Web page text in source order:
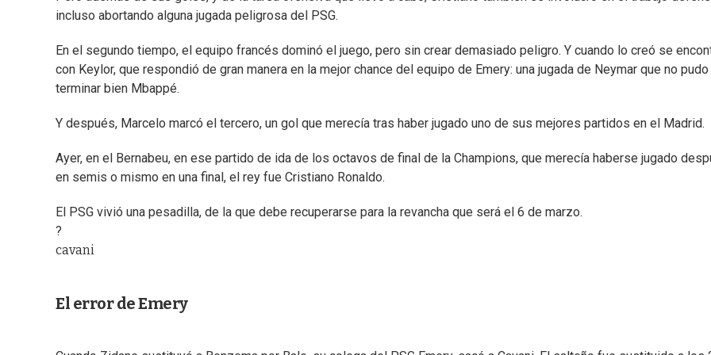
incluso abortando alguna jugada peligrosa del PSG.
En el segundo tiempo, el equipo francés dominó el juego, pero sin crear demasiado peligro. Y cuando lo creó se
con Keylor, que respondió de gran manera en la mejor chance del equipo de Emery: una jugada de Neymar que no pudo
terminar bien Mbappé.
Y después, Marcelo marcó el tercero, un gol que merecía tras haber jugado uno de sus mejores partidos en el Madrid.
Ayer, en el Bernabeu, en ese partido de ida de los octavos de final de la Champions, que merecía haberse jugado
en semis o mismo en una final, el rey fue Cristiano Ronaldo.
El PSG vivió una pesadilla, de la que debe recuperarse para la revancha que será el 6 de marzo.
?
cavani
El error de Emery